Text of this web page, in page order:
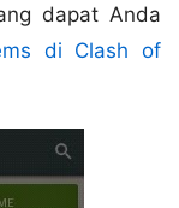
dapat Anda
di Clash of